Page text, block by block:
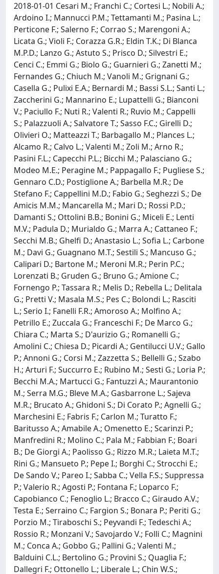
2018-01-01 Cesari M.; Franchi C.; Cortesi L.; Nobili A.;
Ardoino I.; Mannucci P.M.; Tettamanti M.; Pasina L.;
Perticone F.; Salerno F.; Corrao S.; Marengoni A.;
Licata G.; Violi F.; Corazza G.R.; Eldin T.K.; Di Blanca
M.P.D.; Lanzo G.; Astuto S.; Prisco D.; Silvestri E.;
Cenci C.; Emmi G.; Biolo G.; Guarnieri G.; Zanetti M.;
Fernandes G.; Chiuch M.; Vanoli M.; Grignani G.;
Casella G.; Pulixi E.A.; Bernardi M.; Bassi S.L.; Santi L.;
Zaccherini G.; Mannarino E.; Lupattelli G.; Bianconi
V.; Paciullo F.; Nuti R.; Valenti R.; Ruvio M.; Cappelli
S.; Palazzuoli A.; Salvatore T.; Sasso F.C.; Girelli D.;
Olivieri O.; Matteazzi T.; Barbagallo M.; Plances L.;
Alcamo R.; Calvo L.; Valenti M.; Zoli M.; Arno R.;
Pasini F.L.; Capecchi P.L.; Bicchi M.; Palasciano G.;
Modeo M.E.; Peragine M.; Pappagallo F.; Pugliese S.;
Gennaro C.D.; Postiglione A.; Barbella M.R.; De
Stefano F.; Cappellini M.D.; Fabio G.; Seghezzi S.; De
Amicis M.M.; Mancarella M.; Mari D.; Rossi P.D.;
Damanti S.; Ottolini B.B.; Bonini G.; Miceli E.; Lenti
M.V.; Padula D.; Murialdo G.; Marra A.; Cattaneo F.;
Secchi M.B.; Ghelfi D.; Anastasio L.; Sofia L.; Carbone
M.; Davi G.; Guagnano M.T.; Sestili S.; Mancuso G.;
Calipari D.; Bartone M.; Meroni M.R.; Perin P.C.;
Lorenzati B.; Gruden G.; Bruno G.; Amione C.;
Fornengo P.; Tassara R.; Melis D.; Rebella L.; Delitala
G.; Pretti V.; Masala M.S.; Pes C.; Bolondi L.; Rasciti
L.; Serio I.; Fanelli F.R.; Amoroso A.; Molfino A.;
Petrillo E.; Zuccala G.; Franceschi F.; De Marco G.;
Chiara C.; Marta S.; D'aurizio G.; Romanelli G.;
Amolini C.; Chiesa D.; Picardi A.; Gentilucci U.V.; Gallo
P.; Annoni G.; Corsi M.; Zazzetta S.; Bellelli G.; Szabo
H.; Arturi F.; Succurro E.; Rubino M.; Sesti G.; Loria P.;
Becchi M.A.; Martucci G.; Fantuzzi A.; Maurantonio
M.; Serra M.G.; Bleve M.A.; Gasbarrone L.; Sajeva
M.R.; Brucato A.; Ghidoni S.; Di Corato P.; Agnelli G.;
Marchesini E.; Fabris F.; Carlon M.; Turatto F.;
Baritusso A.; Amabile A.; Omenetto E.; Scarinzi P.;
Manfredini R.; Molino C.; Pala M.; Fabbian F.; Boari
B.; De Giorgi A.; Paolisso G.; Rizzo M.R.; Laieta M.T.;
Rini G.; Mansueto P.; Pepe I.; Borghi C.; Strocchi E.;
De Sando V.; Pareo I.; Sabba C.; Vella F.S.; Suppressa
P.; Valerio R.; Agosti P.; Fontana F.; Loparco F.;
Capobianco C.; Fenoglio L.; Bracco C.; Giraudo A.V.;
Testa E.; Serraino C.; Fargion S.; Bonara P.; Periti G.;
Porzio M.; Tiraboschi S.; Peyvandi F.; Tedeschi A.;
Rossio R.; Monzani V.; Savojardo V.; Folli C.; Magnini
M.; Conca A.; Gobbo G.; Pallini G.; Valenti M.;
Balduini C.L.; Bertolino G.; Provini S.; Quaglia F.;
Dallegri F.; Ottonello L.; Liberale L.; Chin W.S.;